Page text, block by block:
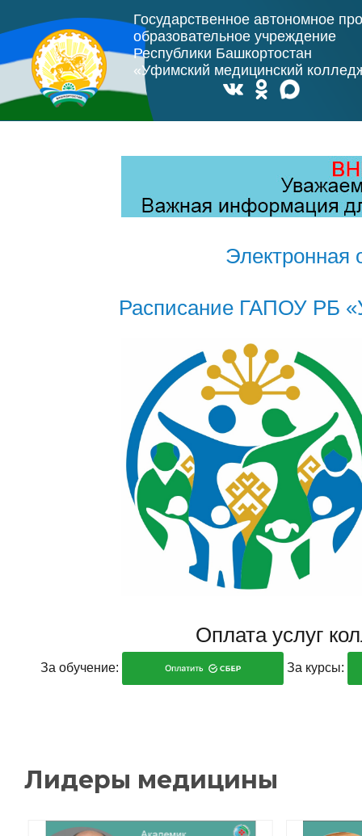
Государственное автономное
образовательное учреждение
Республики Башкортостан
«Уфимский медицинский
Электронная
Расписание ГАПОУ РБ
Оплата услуг
За обучение: За курсы: